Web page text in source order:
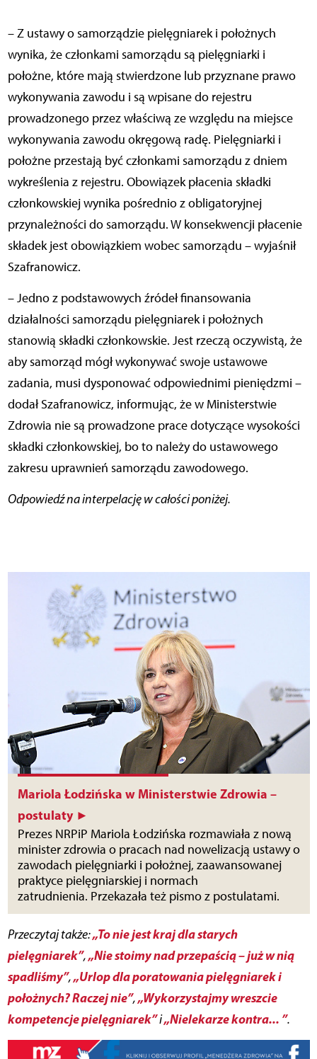
– Z ustawy o samorządzie pielęgniarek i położnych
wynika, że członkami samorządu są pielęgniarki i
położne, które mają stwierdzone lub przyznane prawo
wykonywania zawodu i są wpisane do rejestru
prowadzonego przez właściwą ze względu na miejsce
wykonywania zawodu okręgową radę. Pielęgniarki i
położne przestają być członkami samorządu z dniem
wykreślenia z rejestru. Obowiązek płacenia składki
członkowskiej wynika pośrednio z obligatoryjnej
przynależności do samorządu. W konsekwencji płacenie
składek jest obowiązkiem wobec samorządu – wyjaśnił
Szafranowicz.
– Jedno z podstawowych źródeł finansowania
działalności samorządu pielęgniarek i położnych
stanowią składki członkowskie. Jest rzeczą oczywistą, że
aby samorząd mógł wykonywać swoje ustawowe
zadania, musi dysponować odpowiednimi pieniędzmi –
dodał Szafranowicz, informując, że w Ministerstwie
Zdrowia nie są prowadzone prace dotyczące wysokości
składki członkowskiej, bo to należy do ustawowego
zakresu uprawnień samorządu zawodowego.
Odpowiedź na interpelację w całości poniżej.
Mariola Łodzińska w Ministerstwie Zdrowia –
postulaty ►
Prezes NRPiP Mariola Łodzińska rozmawiała z nową
minister zdrowia o pracach nad nowelizacją ustawy o
zawodach pielęgniarki i położnej, zaawansowanej
praktyce pielęgniarskiej i normach
zatrudnienia. Przekazała też pismo z postulatami.
Przeczytaj także:„To nie jest kraj dla starych
pielęgniarek”,„Nie stoimy nad przepaścią – już w nią
spadliśmy”,„Urlop dla poratowania pielęgniarek i
położnych? Raczej nie”,„Wykorzystajmy wreszcie
kompetencje pielęgniarek”i„Nielekarze kontra... ”.